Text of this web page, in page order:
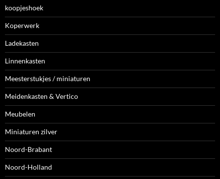
koopjeshoek
Koperwerk
Ladekasten
Linnenkasten
Meesterstukjes / miniaturen
Meidenkasten & Vertico
Meubelen
Miniaturen zilver
Noord-Brabant
Noord-Holland